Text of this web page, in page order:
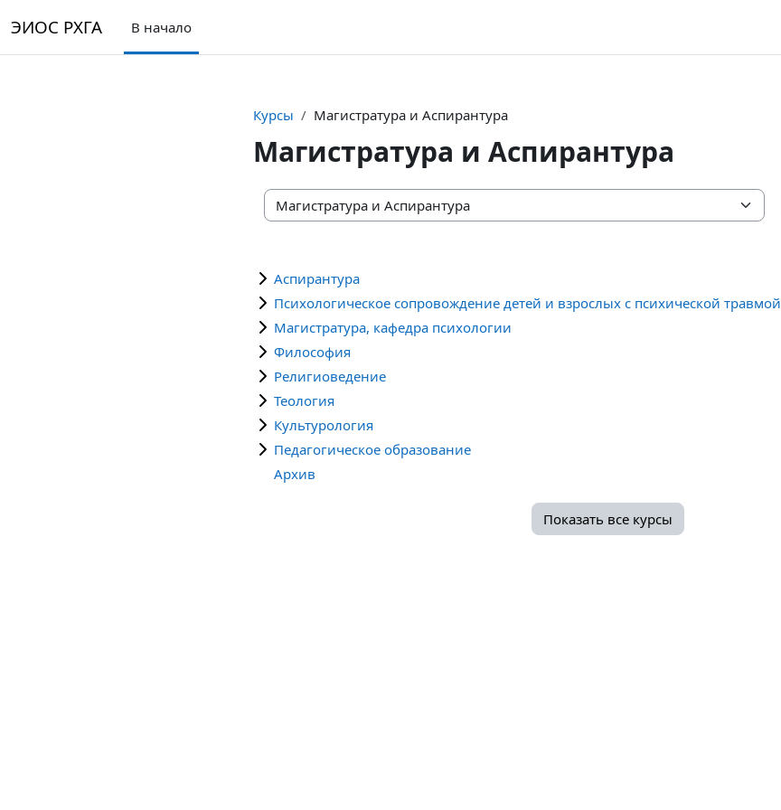
ЭИОС РХГА В начало
Курсы Магистратура и Аспирантура
Магистратура и Аспирантура
Категории курсов
Аспирантура
Психологическое сопровождение детей и взрослых с психической травмой
Магистратура, кафедра психологии
Философия
Религиоведение
Теология
Культурология
Педагогическое образование
Архив
Показать все курсы